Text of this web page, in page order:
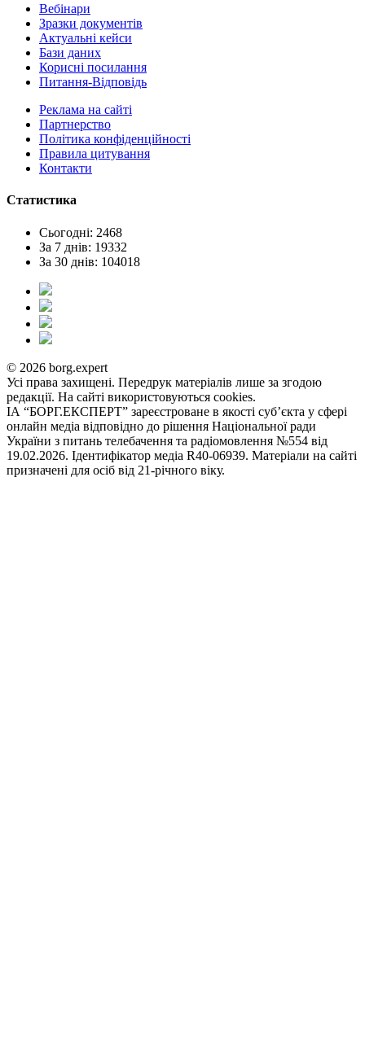
Вебінари
Зразки документів
Актуальні кейси
Бази даних
Корисні посилання
Питання-Відповідь
Реклама на сайтi
Партнерство
Політика конфіденційності
Правила цитування
Контакти
Статистика
Сьогодні: 2468
За 7 днів: 19332
За 30 днів: 104018
© 2026 borg.expert
Усі права захищені. Передрук матеріалів лише за згодою
редакції. На сайті використовуються cookies.
ІА “БОРГ.ЕКСПЕРТ” зареєстроване в якості суб’єкта у сфері
онлайн медіа відповідно до рішення Національної ради
України з питань телебачення та радіомовлення №554 від
19.02.2026. Ідентифікатор медіа R40-06939. Матеріали на сайті
призначені для осіб від 21-річного віку.